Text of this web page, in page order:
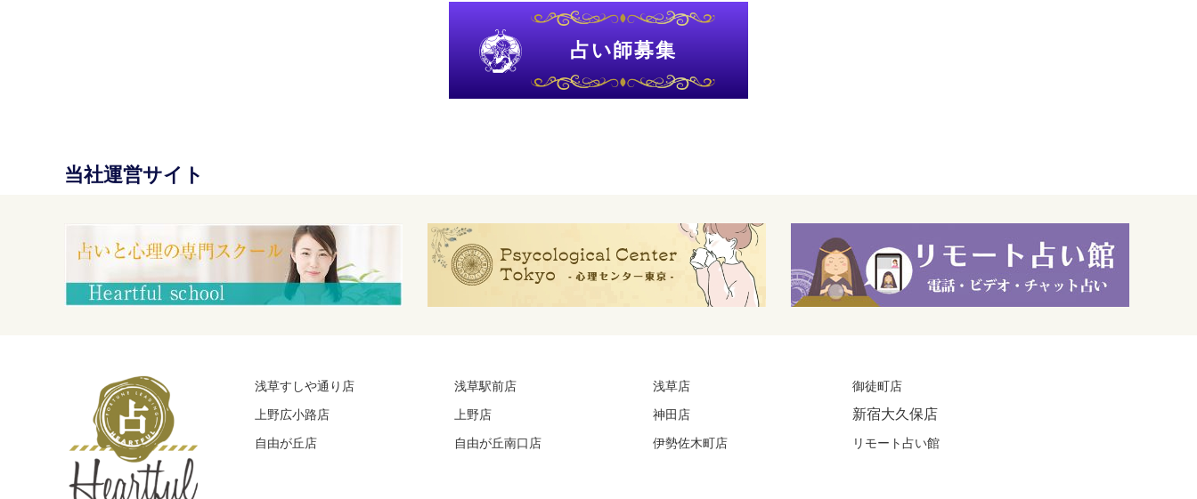
占い師募集
当社運営サイト
浅草すしや通り店 浅草駅前店 浅草店
御徒町店
上野広小路店
上野店 神田店 新宿大久保店
自由が丘店 自由が丘南口店 伊勢佐木町店 リモート占い館